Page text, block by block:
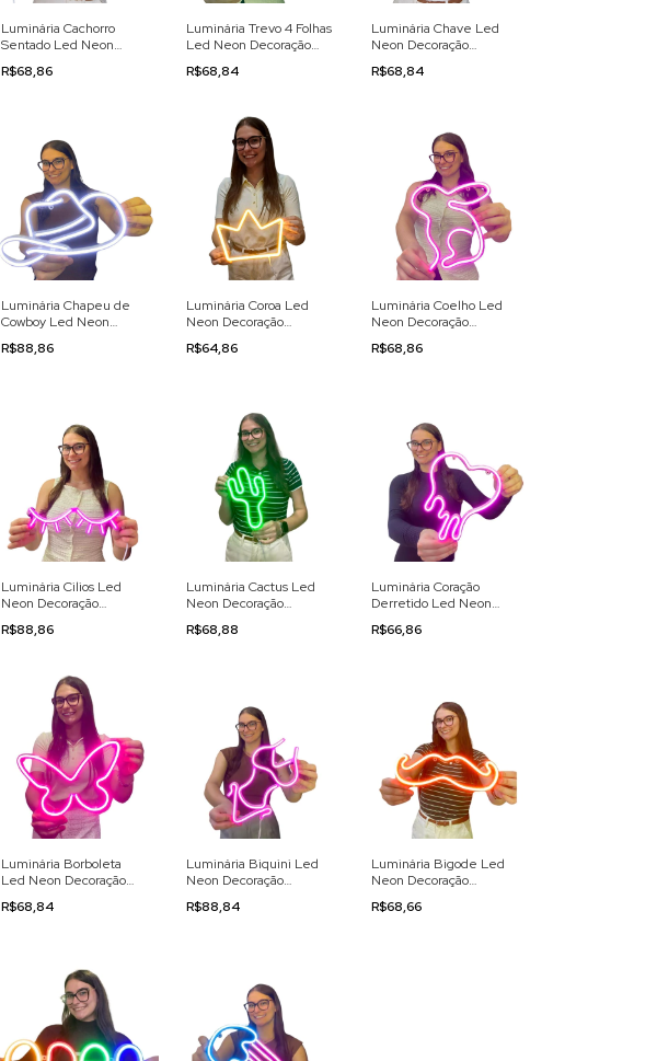
Luminária Cachorro
Sentado Led Neon
R$68,86
Luminária Trevo 4 Folhas
Led Neon Decoração
R$68,84
Luminária Chave Led
Neon Decoração
R$68,84
Luminária Chapeu de
Cowboy Led Neon
R$88,86
Luminária Coroa Led
Neon Decoração
R$64,86
Luminária Coelho Led
Neon Decoração
R$68,86
Luminária Cilios Led
Neon Decoração
110/220v
R$88,86
Luminária Cactus Led
Neon Decoração
110/220v
R$68,88
Luminária Coração
Derretido Led Neon
Decoração 110/220v
R$66,86
Luminária Borboleta
Led Neon Decoração
110/220v
R$68,84
Luminária Biquini Led
Neon Decoração
110/220v
R$88,84
Luminária Bigode Led
Neon Decoração
110/220v
R$68,66